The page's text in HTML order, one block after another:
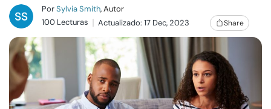
Relaciones
Familia
Ayuda
PorSylvia Smith, Autor
100 Lecturas
Actualizado: 17 Dec, 2023 Share